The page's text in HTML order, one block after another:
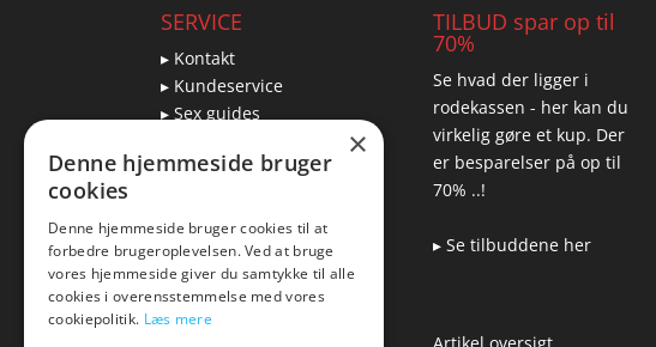
SERVICE
▸ Kontakt
▸ Kundeservice
▸ Sex guides
▸ Returnering
Blog
Pris, kvalitet & sexlegetøj
– hvordan hænger det
TILBUD spar op til
70%
Se hvad der ligger i
rodekassen - her kan du
virkelig gøre et kup. Der
er besparelser på op til
70% ..!
▸ Se tilbuddene her
×
Denne hjemmeside bruger
cookies
Denne hjemmeside bruger cookies til at
forbedre brugeroplevelsen. Ved at bruge
vores hjemmeside giver du samtykke til alle
cookies i overensstemmelse med vores
cookiepolitik. Læs mere